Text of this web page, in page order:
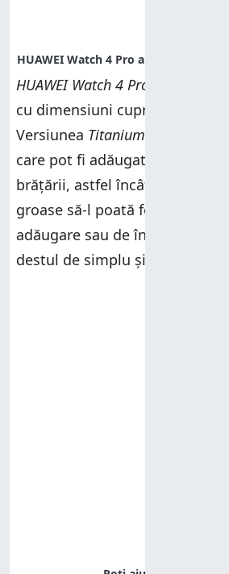
HUAWEI Watch 4 Pro
cu dimensiuni cuprinse între
Versiunea Titanium
care pot fi adăugate pentru a
brățării, astfel încât persoanele
groase să-l poată folosi.
adăugare sau de îndepărtare a
destul de simplu și ușor de